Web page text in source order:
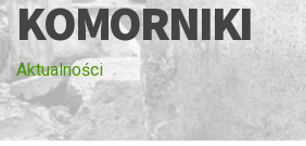
KOMORNIKI
Aktualności